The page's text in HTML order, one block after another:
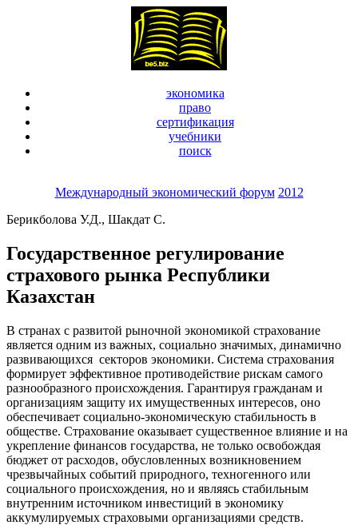
экономика
право
сертификация
учебники
поиск
Международный экономический форум 2012
Берикболова У.Д., Шакдат С.
Государственное регулирование
страхового рынка Республики
Казахстан
В странах с развитой рыночной экономикой страхование
является одним из важных, социально значимых, динамично
развивающихся секторов экономики. Система страхования
формирует эффективное противодействие рискам самого
разнообразного происхождения. Гарантируя гражданам и
организациям защиту их имущественных интересов, оно
обеспечивает социально-экономическую стабильность в
обществе. Страхование оказывает существенное влияние и на
укрепление финансов государства, не только освобождая
бюджет от расходов, обусловленных возникновением
чрезвычайных событий природного, техногенного или
социального происхождения, но и являясь стабильным
внутренним источником инвестиций в экономику
аккумулируемых страховыми организациями средств.